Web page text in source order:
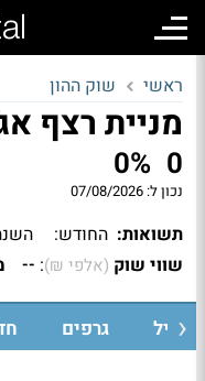
ראשי שוק ההון
מניית רצף
0
0%
נכון ל: 07/08/2026
תשואות: החודש:
שווי שוק (אלפי ₪):
--
גרפים